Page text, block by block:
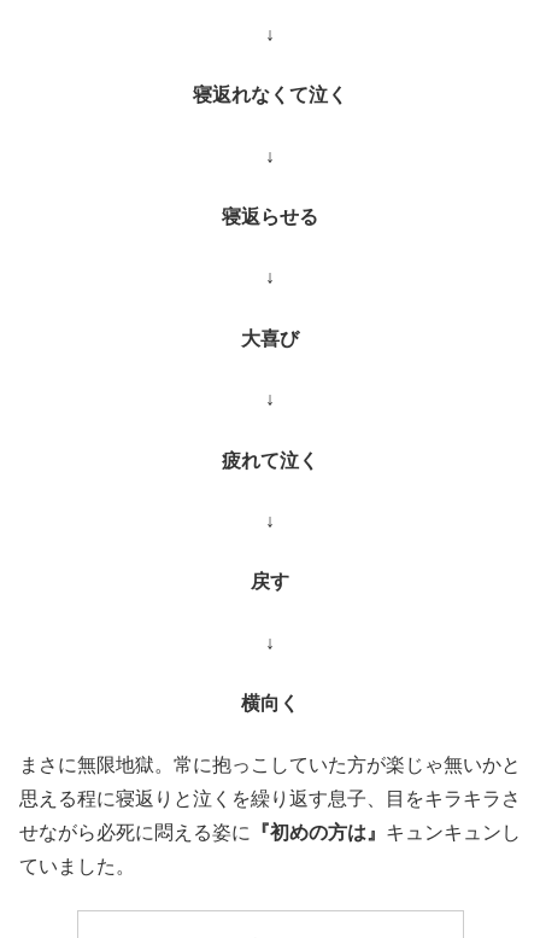
↓
寝返れなくて泣く
↓
寝返らせる
↓
大喜び
↓
疲れて泣く
↓
戻す
↓
横向く
まさに無限地獄。常に抱っこしていた方が楽じゃ無いかと
思える程に寝返りと泣くを繰り返す息子、目をキラキラさ
せながら必死に悶える姿に
『初めの方は』 キュンキュンし
ていました。